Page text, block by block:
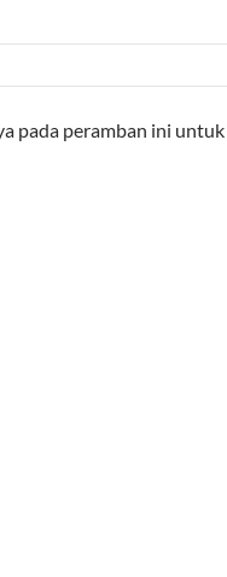
pada peramban ini untuk